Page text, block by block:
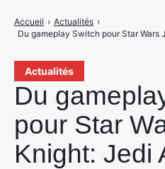
Actualités
Du
pour Star
Knight: Jedi
Accueil › Actualités ›
Du gameplay Switch pour Star Wars